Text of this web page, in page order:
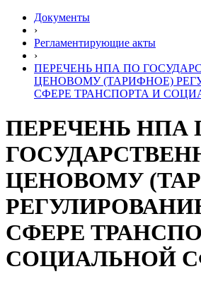
Документы
›
Регламентирующие акты
›
ПЕРЕЧЕНЬ НПА ПО
ЦЕНОВОМУ (ТАРИФНОЕ)
СФЕРЕ ТРАНСПОРТА И
ПЕРЕЧЕНЬ НПА
ЦЕНОВОМУ
СФЕРЕ
СОЦИАЛЬНОЙ